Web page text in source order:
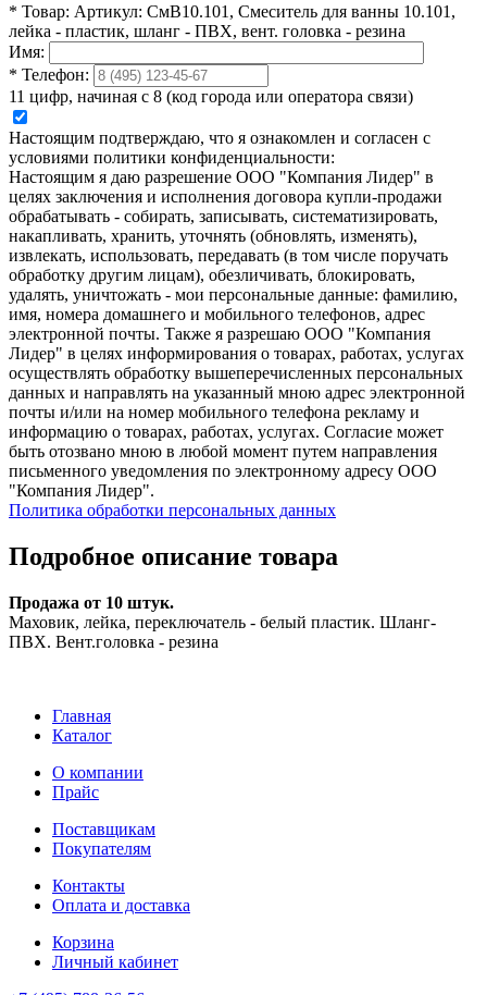
* Товар: Артикул: СмВ10.101, Смеситель для ванны 10.101,
лейка - пластик, шланг - ПВХ, вент. головка - резина
Имя:
* Телефон:
11 цифр, начиная с 8 (код города или оператора связи)
Настоящим подтверждаю, что я ознакомлен и согласен с
условиями политики конфиденциальности:
Настоящим я даю разрешение ООО "Компания Лидер" в
целях заключения и исполнения договора купли-продажи
обрабатывать - собирать, записывать, систематизировать,
накапливать, хранить, уточнять (обновлять, изменять),
извлекать, использовать, передавать (в том числе поручать
обработку другим лицам), обезличивать, блокировать,
удалять, уничтожать - мои персональные данные: фамилию,
имя, номера домашнего и мобильного телефонов, адрес
электронной почты. Также я разрешаю ООО "Компания
Лидер" в целях информирования о товарах, работах, услугах
осуществлять обработку вышеперечисленных персональных
данных и направлять на указанный мною адрес электронной
почты и/или на номер мобильного телефона рекламу и
информацию о товарах, работах, услугах. Согласие может
быть отозвано мною в любой момент путем направления
письменного уведомления по электронному адресу ООО
"Компания Лидер".
Политика обработки персональных данных
Подробное описание товара
Продажа от 10 штук.
Маховик, лейка, переключатель - белый пластик. Шланг-
ПВХ. Вент.головка - резина
Главная
Каталог
О компании
Прайс
Поставщикам
Покупателям
Контакты
Оплата и доставка
Корзина
Личный кабинет